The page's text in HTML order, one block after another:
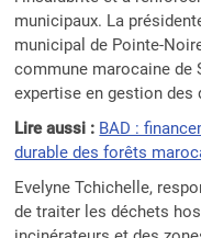
municipaux. La
municipal de Pointe-
commune marocaine de
expertise en gestion des
Lire aussi : BAD :
durable des forêts
Evelyne Tchichelle,
de traiter les déchets